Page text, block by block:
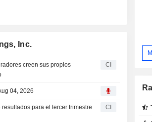
Inc.
creen sus propios
CI
04, 2026
para el tercer trimestre
CI